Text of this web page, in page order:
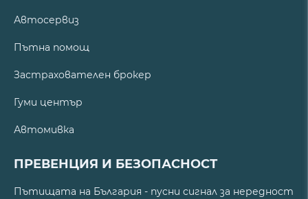
Автосервиз
Пътна помощ
Застрахователен брокер
Гуми център
Автомивка
ПРЕВЕНЦИЯ И БЕЗОПАСНОСТ
Пътищата на България - пусни сигнал за нередност